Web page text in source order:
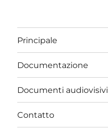
Principale
Documentazione
Documenti audiovisivi
Contatto